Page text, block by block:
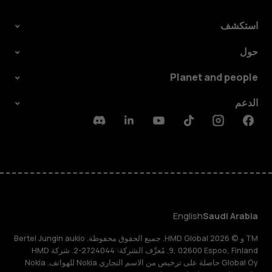
استكشف
حول
Planet and people
الدعم
Facebook
Instagram
Tiktok
Youtube
Linkedin
Discord
Saudi Arabia
English
TM و © 2026 HMD Global. جميع الحقوق محفوظة. Bertel Jungin aukio
9, 02600 Espoo, Finland. مُعرِّف الشركة: 2724044-2. شركة HMD
Global Oy حاصلة على ترخيص من الاسم التجاري Nokia للهواتف. Nokia